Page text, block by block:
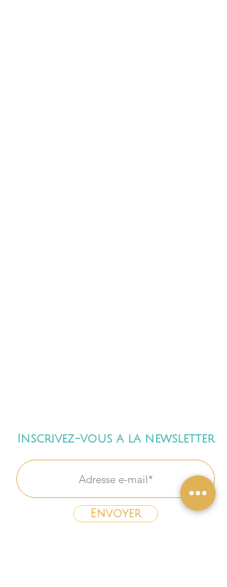
Inscrivez-vous a la newsletter
Envoyer